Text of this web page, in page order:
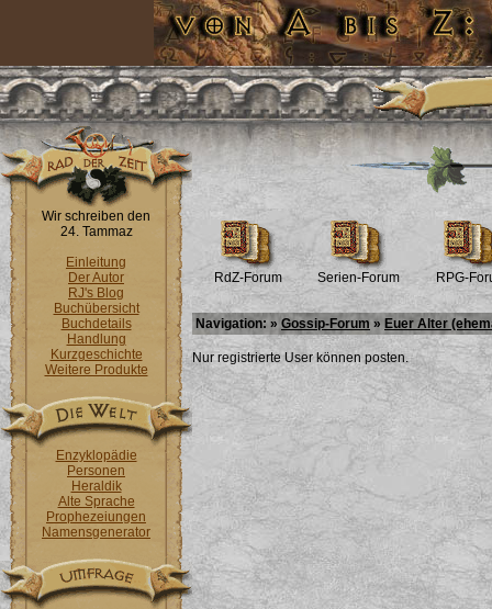
Wir schreiben den
24. Tammaz
Einleitung
Der Autor
RJ's Blog
Buchübersicht
Buchdetails
Handlung
Kurzgeschichte
Weitere Produkte
Enzyklopädie
Personen
Heraldik
Alte Sprache
Prophezeiungen
Namensgenerator
RdZ-Forum Serien-Forum RPG-
Navigation: » Gossip-Forum » Euer Alter
Nur registrierte User können posten.